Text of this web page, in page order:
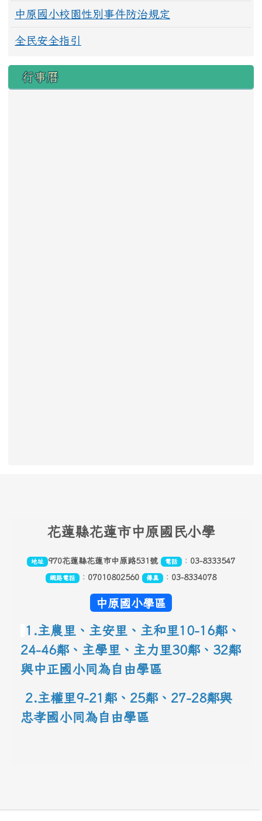
中原國小校園性別事件防治規定
全民安全指引
行事曆
花蓮縣花蓮市中原國民小學
地址 970花蓮縣花蓮市中原路531號 電話 ： 03-8333547
網路電話 ： 07010802560 傳真 ： 03-8334078
中原國小學區
1.主農里、主安里、主和里10-16鄰 、
24-46鄰、主學里、主力里30鄰 、 32鄰
與中正國小同為自由學區
2.主權里9-21鄰、25鄰 、 27-28鄰與
忠孝國小同為自由學區